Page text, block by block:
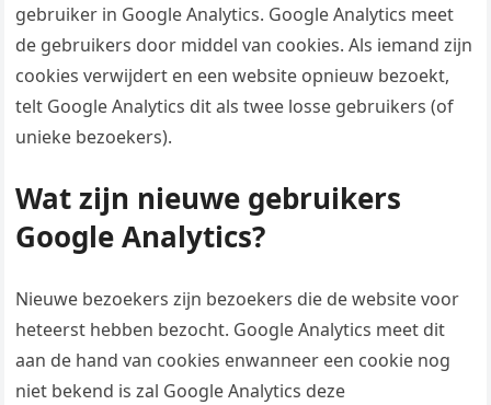
gebruiker in Google Analytics. Google Analytics meet
de gebruikers door middel van cookies. Als iemand zijn
cookies verwijdert en een website opnieuw bezoekt,
telt Google Analytics dit als twee losse gebruikers (of
unieke bezoekers).
Wat zijn nieuwe gebruikers
Google Analytics?
Nieuwe bezoekers zijn bezoekers die de website voor
heteerst hebben bezocht. Google Analytics meet dit
aan de hand van cookies enwanneer een cookie nog
niet bekend is zal Google Analytics deze